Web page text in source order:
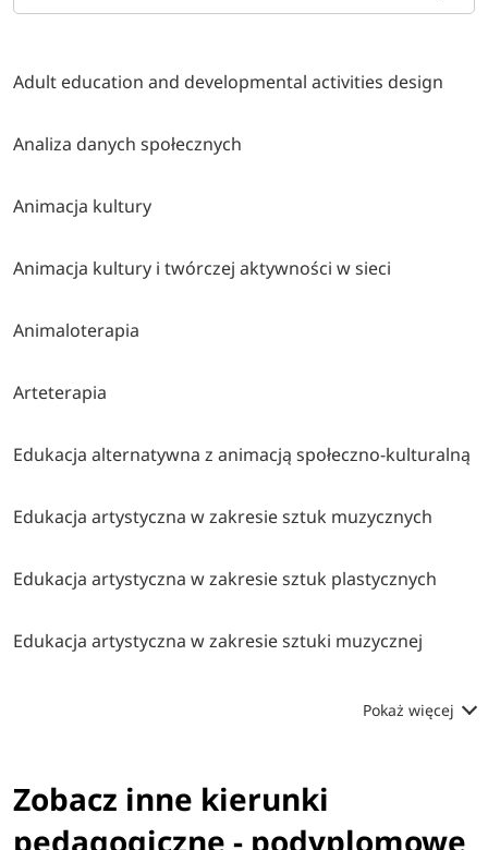
Adult education and developmental activities design
Analiza danych społecznych
Animacja kultury
Animacja kultury i twórczej aktywności w sieci
Animaloterapia
Arteterapia
Edukacja alternatywna z animacją społeczno-kulturalną
Edukacja artystyczna w zakresie sztuk muzycznych
Edukacja artystyczna w zakresie sztuk plastycznych
Edukacja artystyczna w zakresie sztuki muzycznej
Pokaż więcej
Zobacz inne kierunki